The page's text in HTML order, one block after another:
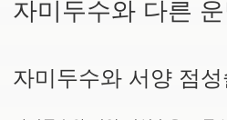
자미두수와 다른
자미두수와 서양 점